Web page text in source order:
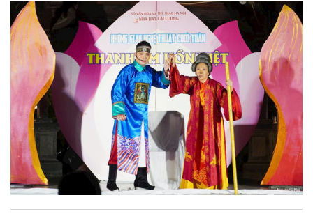
hòa quyện trong không gian của phố đi bộ hồ Hoàn Kiếm. Đặc
biệt, chương trình có sự giao lưu của các nghệ sĩ đến từ
phương Nam, góp phần tạo nên cuộc gặp gỡ nghệ thuật giàu
cảm xúc.